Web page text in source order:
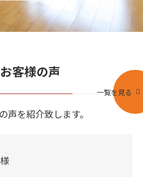
お客様の声
声を紹介致します。
一覧を見る